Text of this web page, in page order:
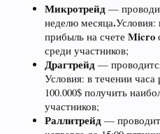
Микротрейд —
неделю месяца.
прибыль на счете Micro
среди участников;
Драгтрейд —
Условия: в течении
100.000$ получить
участников;
Раллитрейд —